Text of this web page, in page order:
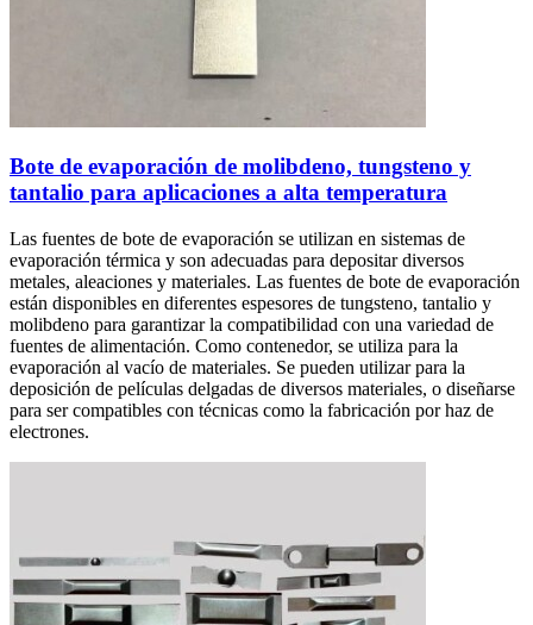
Bote de evaporación de molibdeno, tungsteno y
tantalio para aplicaciones a alta temperatura
Las fuentes de bote de evaporación se utilizan en sistemas de
evaporación térmica y son adecuadas para depositar diversos
metales, aleaciones y materiales. Las fuentes de bote de evaporación
están disponibles en diferentes espesores de tungsteno, tantalio y
molibdeno para garantizar la compatibilidad con una variedad de
fuentes de alimentación. Como contenedor, se utiliza para la
evaporación al vacío de materiales. Se pueden utilizar para la
deposición de películas delgadas de diversos materiales, o diseñarse
para ser compatibles con técnicas como la fabricación por haz de
electrones.